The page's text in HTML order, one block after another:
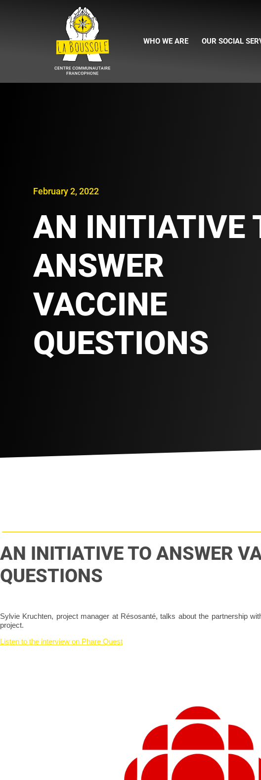
WHO WE ARE OUR SOCIAL
February 2, 2022
AN INITIATIVE
ANSWER
VACCINE
QUESTIONS
AN INITIATIVE TO ANSWER
QUESTIONS
Sylvie Kruchten, project manager at Résosanté, talks about the partnership
project.
Listen to the interview on Phare Ouest